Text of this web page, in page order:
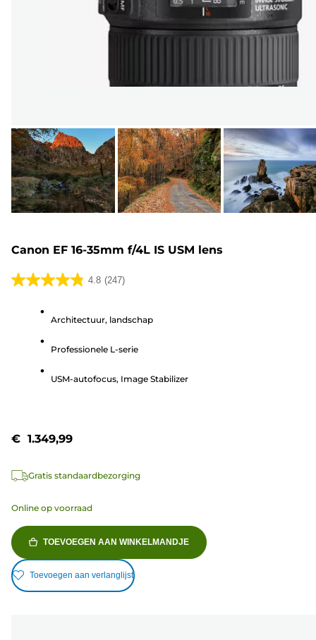
Canon EF 16-35mm f/4L IS USM lens
4.8 (247)
4.8
sterren.
Architectuur, landschap
Professionele L-serie
USM-autofocus, Image Stabilizer
€ 1.349,99
Gratis standaardbezorging
Online op voorraad
TOEVOEGEN AAN WINKELMANDJE
Toevoegen aan verlanglijst